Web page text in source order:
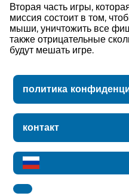
Вторая часть игры,
миссия состоит в том,
мыши, уничтожить все
также отрицательные
будут мешать игре.
политика
контакт